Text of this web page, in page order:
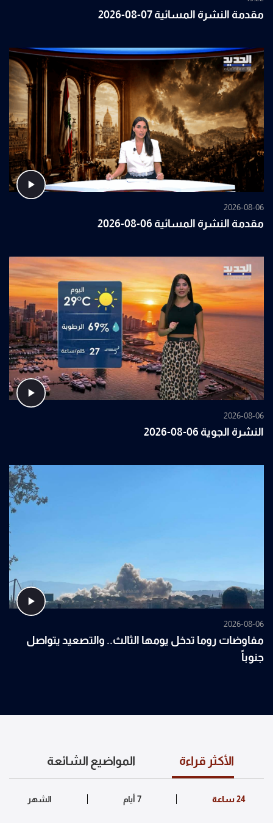
مقدمة النشرة المسائية 07-08-2026
2026-08-06
مقدمة النشرة المسائية 06-08-2026
2026-08-06
النشرة الجوية 06-08-2026
2026-08-06
مفاوضات روما تدخل يومها الثالث.. والتصعيد يتواصل
جنوباً
الأكثر قراءة المواضيع الشائعة